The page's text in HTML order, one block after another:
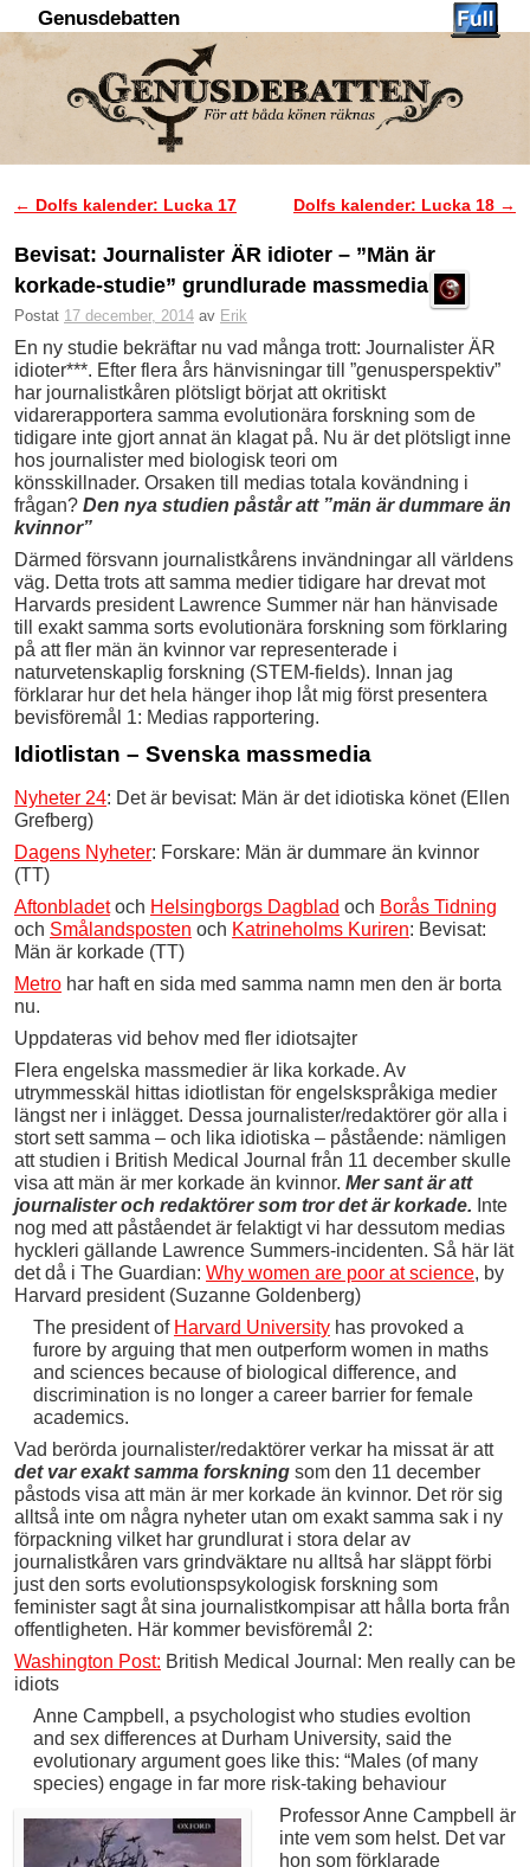
Genusdebatten
Inläggsnavigering
← Dolfs kalender: Lucka 17 Dolfs kalender: Lucka 18 →
Bevisat: Journalister ÄR idioter – ”Män är
korkade-studie” grundlurade massmedia
Postat 17 december, 2014 av Erik
En ny studie bekräftar nu vad många trott: Journalister ÄR
idioter***. Efter flera års hänvisningar till ”genusperspektiv”
har journalistkåren plötsligt börjat att okritiskt
vidarerapportera samma evolutionära forskning som de
tidigare inte gjort annat än klagat på. Nu är det plötsligt inne
hos journalister med biologisk teori om
könsskillnader. Orsaken till medias totala kovändning i
frågan? Den nya studien påstår att ”män är dummare än
kvinnor”
Därmed försvann journalistkårens invändningar all världens
väg. Detta trots att samma medier tidigare har drevat mot
Harvards president Lawrence Summer när han hänvisade
till exakt samma sorts evolutionära forskning som förklaring
på att fler män än kvinnor var representerade i
naturvetenskaplig forskning (STEM-fields). Innan jag
förklarar hur det hela hänger ihop låt mig först presentera
bevisföremål 1: Medias rapportering.
Idiotlistan – Svenska massmedia
Nyheter 24: Det är bevisat: Män är det idiotiska könet (Ellen
Grefberg)
Dagens Nyheter: Forskare: Män är dummare än kvinnor
(TT)
Aftonbladetoch Helsingborgs Dagblad och Borås Tidning
och Smålandsposten och Katrineholms Kuriren: Bevisat:
Män är korkade (TT)
Metro har haft en sida med samma namn men den är borta
nu.
Uppdateras vid behov med fler idiotsajter
Flera engelska massmedier är lika korkade. Av
utrymmesskäl hittas idiotlistan för engelskspråkiga medier
längst ner i inlägget. Dessa journalister/redaktörer gör alla i
stort sett samma – och lika idiotiska – påstående: nämligen
att studien i British Medical Journal från 11 december skulle
visa att män är mer korkade än kvinnor. Mer sant är att
journalister och redaktörer som tror det är korkade. Inte
nog med att påståendet är felaktigt vi har dessutom medias
hyckleri gällande Lawrence Summers-incidenten. Så här lät
det då i The Guardian: Why women are poor at science, by
Harvard president (Suzanne Goldenberg)
The president of Harvard Universityhas provoked a
furore by arguing that men outperform women in maths
and sciences because of biological difference, and
discrimination is no longer a career barrier for female
academics.
Vad berörda journalister/redaktörer verkar ha missat är att
det var exakt samma forskning som den 11 december
påstods visa att män är mer korkade än kvinnor. Det rör sig
alltså inte om några nyheter utan om exakt samma sak i ny
förpackning vilket har grundlurat i stora delar av
journalistkåren vars grindväktare nu alltså har släppt förbi
just den sorts evolutionspsykologisk forskning som
feminister sagt åt sina journalistkompisar att hålla borta från
offentligheten. Här kommer bevisföremål 2:
Washington Post: British Medical Journal: Men really can be
idiots
Anne Campbell, a psychologist who studies evoltion
and sex differences at Durham University, said the
evolutionary argument goes like this: “Males (of many
species) engage in far more risk-taking behaviour
Professor Anne Campbell är
inte vem som helst. Det var
hon som förklarade